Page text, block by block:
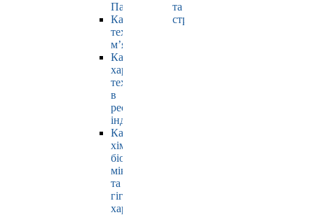
Павлюк
Кафедра
технології
м’яса
Кафедра
харчових
технологій
в
ресторанній
індустрії
Кафедра
хімії,
біохімії,
мікробіології
та
гігієни
харчування
та
страхування